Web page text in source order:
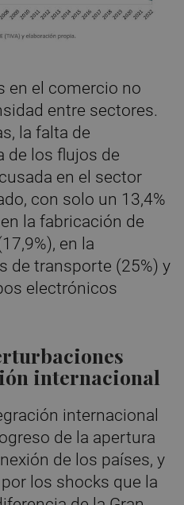
en el comercio no
entre sectores.
la falta de
de los flujos de
en el sector
con solo un 13,4%
la fabricación de
en la
de transporte (25%) y
electrónicos
internacional
internacional
de la apertura
de los países, y
los shocks que la